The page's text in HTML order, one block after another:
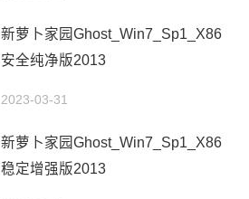
新萝卜家园Ghost_Win7_Sp1_X86
安全纯净版2013
2023-03-31
新萝卜家园Ghost_Win7_Sp1_X86
稳定增强版2013